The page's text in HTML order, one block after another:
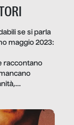
se si parla
maggio 2023:
raccontano